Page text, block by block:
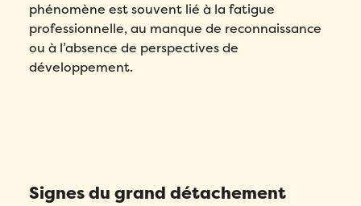
phénomène est souvent lié à la fatigue
professionnelle, au manque de reconnaissance
ou à l’absence de perspectives de
développement.
Signes du grand détachement